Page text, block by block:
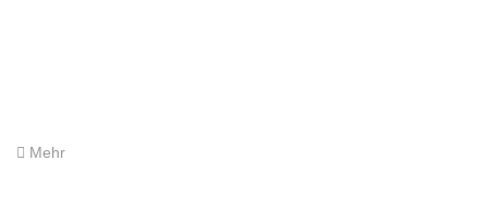
Mehr